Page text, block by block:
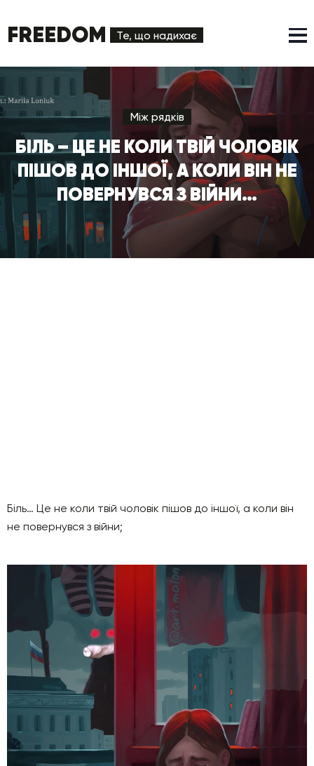
FREEDOM Те, що надихає
Між рядків
БІЛЬ – ЦЕ НЕ КОЛИ ТВІЙ ЧОЛОВІК
ПІШОВ ДО ІНШОЇ, А КОЛИ ВІН НЕ
ПОВЕРНУВСЯ З ВІЙНИ…
Біль… Це не коли твій чоловік пішов до іншої, а коли він
не повернувся з війни;